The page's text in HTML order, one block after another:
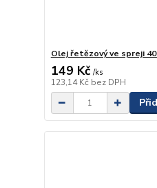
Olej řetězový ve spreji
149 Kč /ks
123,14 Kč bez DPH